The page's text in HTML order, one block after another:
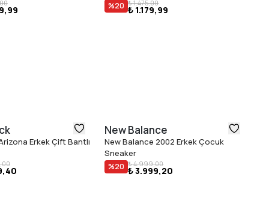
%20 ₺ 1.475,00
₺ 1.179,99
Erkek Çift Bantlı
New Balance
New Balance 2002 Erkek Çocuk
Sneaker
%20 ₺ 4.999,00
₺ 3.999,20